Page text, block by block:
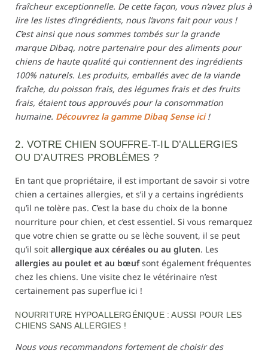
fraîcheur exceptionnelle. De cette façon, vous n’avez plus à
lire les listes d’ingrédients, nous l’avons fait pour vous !
C’est ainsi que nous sommes tombés sur la grande
marque Dibaq, notre partenaire pour des aliments pour
chiens de haute qualité qui contiennent des ingrédients
100% naturels. Les produits, emballés avec de la viande
fraîche, du poisson frais, des légumes frais et des fruits
frais, étaient tous approuvés pour la consommation
humaine. Découvrez la gamme Dibaq Sense ici!
2. VOTRE CHIEN SOUFFRE-T-IL D’ALLERGIES
OU D’AUTRES PROBLÈMES ?
En tant que propriétaire, il est important de savoir si votre
chien a certaines allergies, et s’il y a certains ingrédients
qu’il ne tolère pas. C’est la base du choix de la bonne
nourriture pour chien, et c’est essentiel. Si vous remarquez
que votre chien se gratte ou se lèche souvent, il se peut
qu’il soitallergique aux céréales ou au gluten. Les
allergies au poulet et au bœufsont également fréquentes
chez les chiens. Une visite chez le vétérinaire n’est
certainement pas superflue ici !
NOURRITURE HYPOALLERGÉNIQUE : AUSSI POUR LES
CHIENS SANS ALLERGIES !
Nous vous recommandons fortement de choisir des